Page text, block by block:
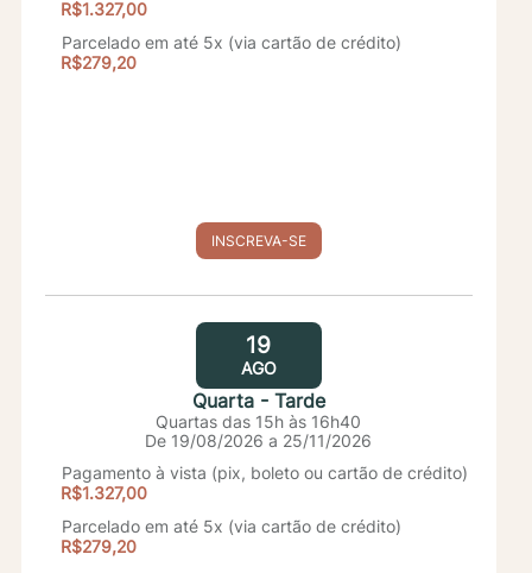
R$1.327,00
Parcelado em até 5x (via cartão de crédito)
R$279,20
INSCREVA-SE
19
AGO
Quarta - Tarde
Quartas das 15h às 16h40
De 19/08/2026 a 25/11/2026
Pagamento à vista (pix, boleto ou cartão de crédito)
R$1.327,00
Parcelado em até 5x (via cartão de crédito)
R$279,20